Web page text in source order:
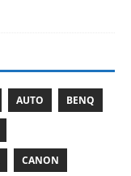
AUTO BENQ
CANON